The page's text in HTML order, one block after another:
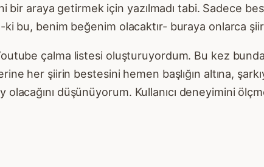
bir araya getirmek için yazılmadı tabi. Sadece
bu, benim beğenim olacaktır- buraya onlarca
çalma listesi oluşturuyordum. Bu kez
her şiirin bestesini hemen başlığın altına,
düşünüyorum. Kullanıcı deneyimini